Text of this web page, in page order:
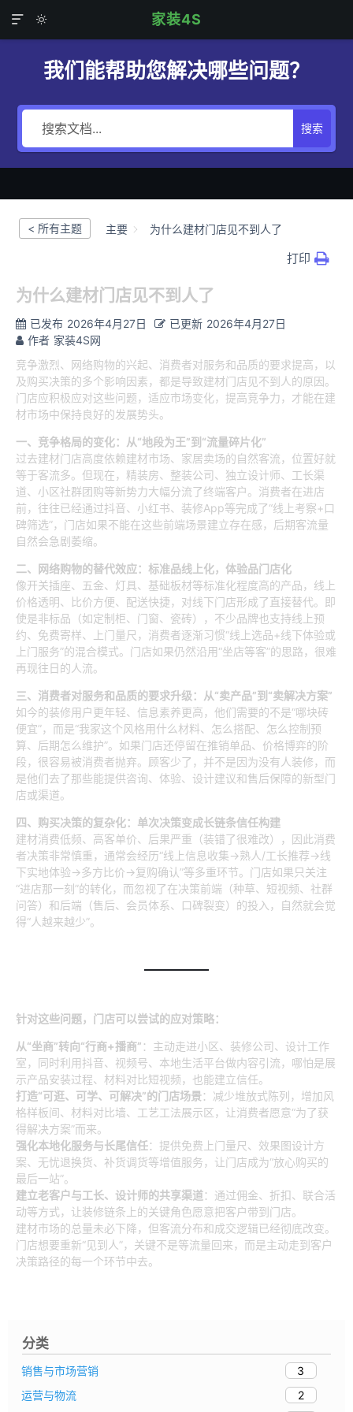
家装4S


我们能帮助您解决哪些问题？
搜索
分类
销售与市场营销
3
运营与物流
2
< 所有主题 主要 为什么建材门店见不到人了
打印
为什么建材门店见不到人了
已发布 2026年4月27日 已更新 2026年4月27日
作者 家装4S网
竞争激烈、网络购物的兴起、消费者对服务和品质的要求提高，以
及购买决策的多个影响因素，都是导致建材门店见不到人的原因。
门店应积极应对这些问题，适应市场变化，提高竞争力，才能在建
材市场中保持良好的发展势头。
一、竞争格局的变化：从“地段为王”到“流量碎片化”
过去建材门店高度依赖建材市场、家居卖场的自然客流，位置好就
等于客流多。但现在，精装房、整装公司、独立设计师、工长渠
道、小区社群团购等新势力大幅分流了终端客户。消费者在进店
前，往往已经通过抖音、小红书、装修App等完成了“线上考察+口
碑筛选”，门店如果不能在这些前端场景建立存在感，后期客流量
自然会急剧萎缩。
二、网络购物的替代效应：标准品线上化，体验品门店化
像开关插座、五金、灯具、基础板材等标准化程度高的产品，线上
价格透明、比价方便、配送快捷，对线下门店形成了直接替代。即
使是非标品（如定制柜、门窗、瓷砖），不少品牌也支持线上预
约、免费寄样、上门量尺，消费者逐渐习惯“线上选品+线下体验或
上门服务”的混合模式。门店如果仍然沿用“坐店等客”的思路，很难
再现往日的人流。
三、消费者对服务和品质的要求升级：从“卖产品”到“卖解决方案”
如今的装修用户更年轻、信息素养更高，他们需要的不是“哪块砖
便宜”，而是“我家这个风格用什么材料、怎么搭配、怎么控制预
算、后期怎么维护”。如果门店还停留在推销单品、价格博弈的阶
段，很容易被消费者抛弃。顾客少了，并不是因为没有人装修，而
是他们去了那些能提供咨询、体验、设计建议和售后保障的新型门
店或渠道。
四、购买决策的复杂化：单次决策变成长链条信任构建
建材消费低频、高客单价、后果严重（装错了很难改），因此消费
者决策非常慎重，通常会经历“线上信息收集→熟人/工长推荐→线
下实地体验→多方比价→复购确认”等多重环节。门店如果只关注
“进店那一刻”的转化，而忽视了在决策前端（种草、短视频、社群
问答）和后端（售后、会员体系、口碑裂变）的投入，自然就会觉
得“人越来越少”。
针对这些问题，门店可以尝试的应对策略：
从“坐商”转向“行商+播商” ：主动走进小区、装修公司、设计工作
室，同时利用抖音、视频号、本地生活平台做内容引流，哪怕是展
示产品安装过程、材料对比短视频，也能建立信任。
打造“可逛、可学、可解决”的门店场景：减少堆放式陈列，增加风
格样板间、材料对比墙、工艺工法展示区，让消费者愿意“为了获
得解决方案”而来。
强化本地化服务与长尾信任：提供免费上门量尺、效果图设计方
案、无忧退换货、补货调货等增值服务，让门店成为“放心购买的
最后一站”。
建立老客户与工长、设计师的共享渠道：通过佣金、折扣、联合活
动等方式，让装修链条上的关键角色愿意把客户带到门店。
建材市场的总量未必下降，但客流分布和成交逻辑已经彻底改变。
门店想要重新“见到人”，关键不是等流量回来，而是主动走到客户
决策路径的每一个环节中去。